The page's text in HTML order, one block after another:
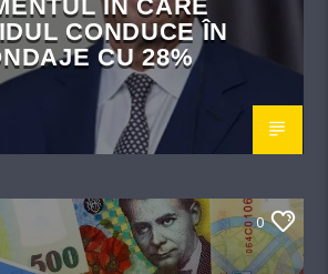
ÎN CARE
CONDUCE ÎN
CU 28%
0